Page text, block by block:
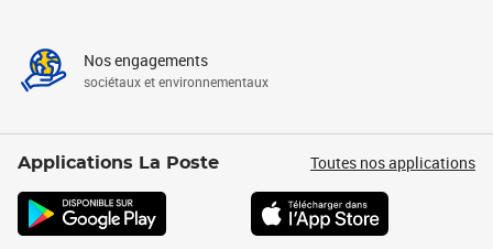
Nos engagements
sociétaux et environnementaux
Applications La Poste Toutes nos applications